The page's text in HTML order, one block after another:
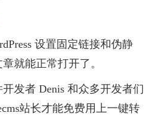
设置固定链接和伪静
就能正常打开了。
发者 Denis 和众多开发者们
站长才能免费用上一键转